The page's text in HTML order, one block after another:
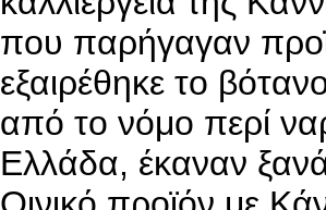
που παρήγαγαν
εξαιρέθηκε το
από το νόμο περί
Ελλάδα, έκαναν